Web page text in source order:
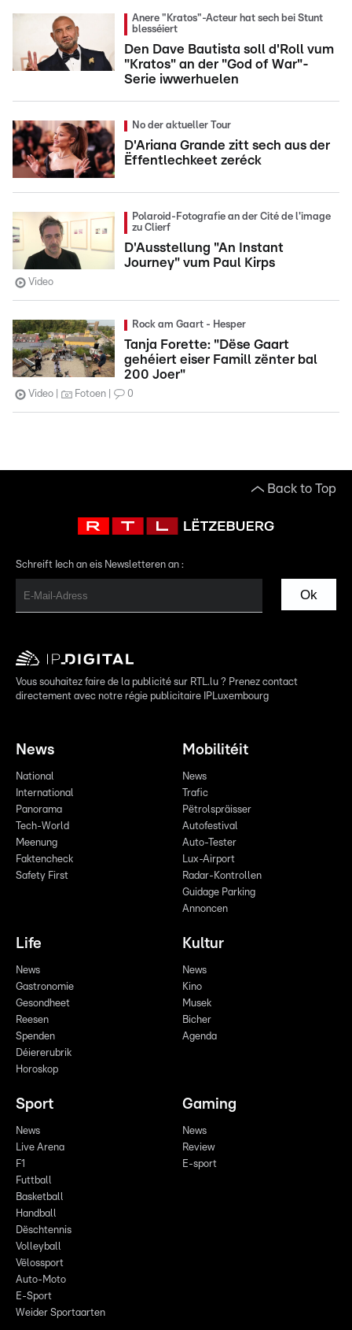
Anere "Kratos"-Acteur hat sech bei Stunt
blesséiert
Den Dave Bautista soll d'Roll vum
"Kratos" an der "God of War"-
Serie iwwerhuelen
No der aktueller Tour
D'Ariana Grande zitt sech aus der
Ëffentlechkeet zeréck
Polaroid-Fotografie an der Cité de l'image
zu Clierf
D'Ausstellung "An Instant
Journey" vum Paul Kirps
Video
Rock am Gaart - Hesper
Tanja Forette: "Dëse Gaart
gehéiert eiser Famill zënter bal
200 Joer"
Video Fotoen 0
Back to Top
Schreift Iech an eis Newsletteren an :
Ok
Vous souhaitez faire de la publicité sur RTL.lu ? Prenez contact
directement avec notre régie publicitaire IPLuxembourg
News
National
International
Panorama
Tech-World
Meenung
Faktencheck
Safety First
Mobilitéit
News
Trafic
Pëtrolspräisser
Autofestival
Auto-Tester
Lux-Airport
Radar-Kontrollen
Guidage Parking
Annoncen
Life
News
Gastronomie
Gesondheet
Reesen
Spenden
Déiererubrik
Horoskop
Kultur
News
Kino
Musek
Bicher
Agenda
Sport
News
Live Arena
F1
Futtball
Basketball
Handball
Dëschtennis
Volleyball
Vëlossport
Auto-Moto
E-Sport
Weider Sportaarten
Gaming
News
Review
E-sport